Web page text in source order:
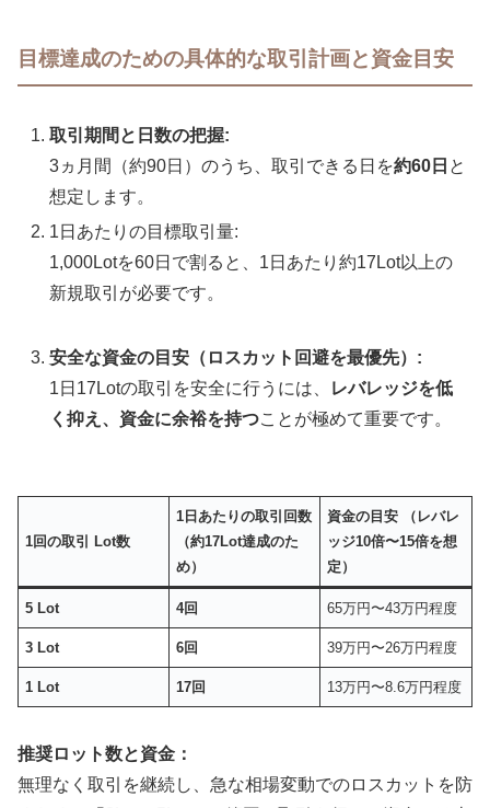
目標達成のための具体的な取引計画と資金目安
取引期間と日数の把握:
3ヵ月間（約90日）のうち、取引できる日を約60日 と
想定します。
1日あたりの目標取引量:
1,000Lotを60日で割ると、1日あたり約17Lot以上の
新規取引が必要です。
安全な資金の目安（ロスカット回避を最優先）:
1日17Lotの取引を安全に行うには、
レバレッジを低
く抑え、資金に余裕を持つことが極めて重要です。
1回の取引 Lot数
1日あたりの取引回数
（約17Lot達成のた
め）
資金の目安 （レバレ
ッジ10倍〜15倍を想
定）
5 Lot 4回 65万円〜43万円程度
3 Lot 6回 39万円〜26万円程度
1 Lot 17回 13万円〜8.6万円程度
推奨ロット数と資金：
無理なく取引を継続し、急な相場変動でのロスカットを防